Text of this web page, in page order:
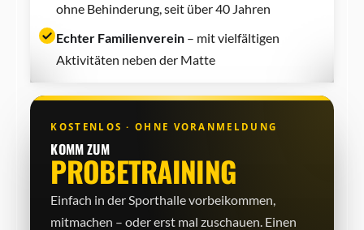
ohne Behinderung, seit über 40 Jahren
Echter Familienverein– mit vielfältigen
Aktivitäten neben der Matte
KOSTENLOS · OHNE VORANMELDUNG
KOMM ZUM
PROBETRAINING
Einfach in der Sporthalle vorbeikommen,
mitmachen – oder erst mal zuschauen. Einen